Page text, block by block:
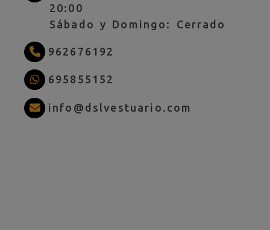
20:00
Sábado y Domingo: Cerrado
962676192
695855152
info dslvestuario.com